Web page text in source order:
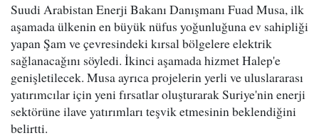
Suudi Arabistan Enerji Bakanı Danışmanı Fuad Musa, ilk
aşamada ülkenin en büyük nüfus yoğunluğuna ev sahipliği
yapan Şam ve çevresindeki kırsal bölgelere elektrik
sağlanacağını söyledi. İkinci aşamada hizmet Halep'e
genişletilecek. Musa ayrıca projelerin yerli ve uluslararası
yatırımcılar için yeni fırsatlar oluşturarak Suriye'nin enerji
sektörüne ilave yatırımları teşvik etmesinin beklendiğini
belirtti.